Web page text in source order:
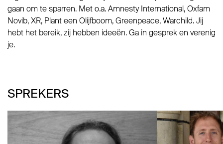
gaan om te sparren. Met o.a. Amnesty International, Oxfam
Novib, XR, Plant een Olijfboom, Greenpeace, Warchild. Jij
hebt het bereik, zij hebben ideeën. Ga in gesprek en verenig
je.
SPREKERS